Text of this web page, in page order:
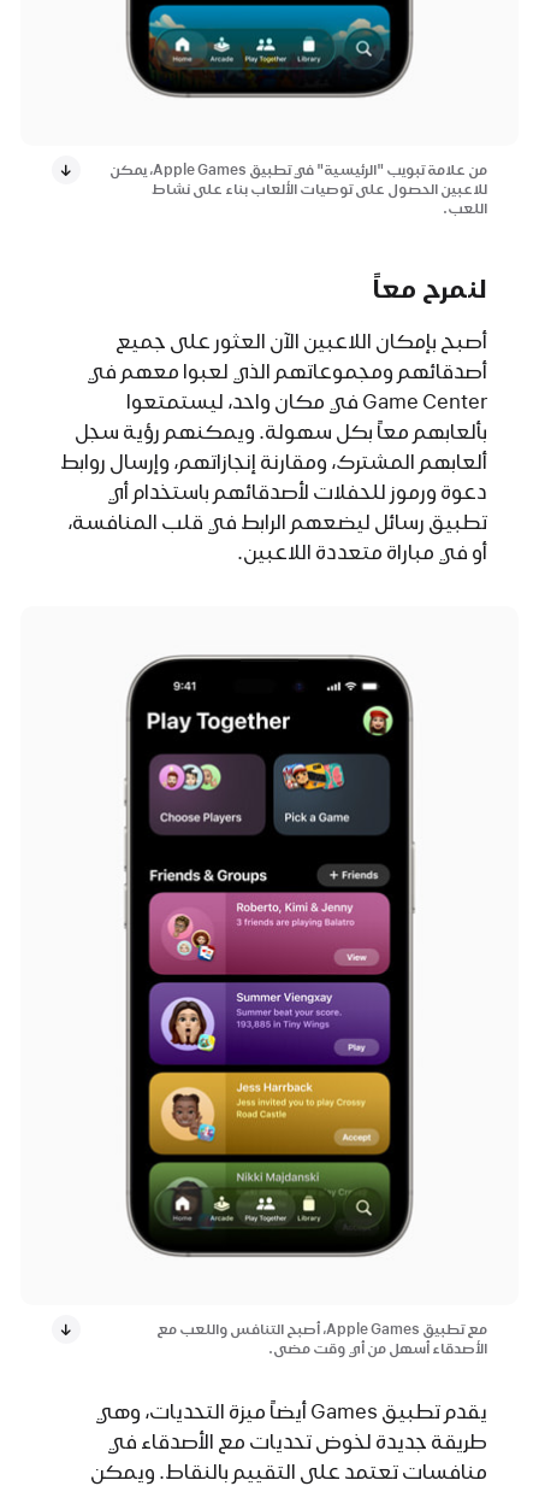
من علامة تبويب "الرئيسية" في تطبيق Apple Games، يمكن
للاعبين الحصول على توصيات الألعاب بناء على نشاط
اللعب.
لنمرح معاً
أصبح بإمكان اللاعبين الآن العثور على جميع
أصدقائهم ومجموعاتهم الذي لعبوا معهم في
Game Center في مكان واحد، ليستمتعوا
بألعابهم معاً بكل سهولة. ويمكنهم رؤية سجل
ألعابهم المشترك، ومقارنة إنجازاتهم، وإرسال روابط
دعوة ورموز للحفلات لأصدقائهم باستخدام أي
تطبيق رسائل ليضعهم الرابط في قلب المنافسة،
أو في مباراة متعددة اللاعبين.
مع تطبيق Apple Games، أصبح التنافس واللعب مع
الأصدقاء أسهل من أي وقت مضى.
يقدم تطبيق Games أيضاً ميزة التحديات، وهي
طريقة جديدة لخوض تحديات مع الأصدقاء في
منافسات تعتمد على التقييم بالنقاط. ويمكن